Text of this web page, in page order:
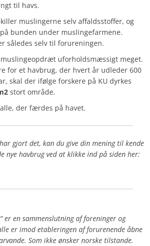
til havs.
muslingerne selv affaldsstoffer, og
bunden under muslingefarmene.
således selv til forureningen.
uforholdsmæssigt meget.
for et havbrug, der hvert år udleder 600
skal der ifølge forskere på KU dyrkes
stort område.
der færdes på havet.
gjort det, kan du give din mening til kende
nye havbrug ved at klikke ind på siden her:
er en sammenslutning af foreninger og
er imod etableringen af forurenende åbne
Som ikke ønsker norske tilstande.